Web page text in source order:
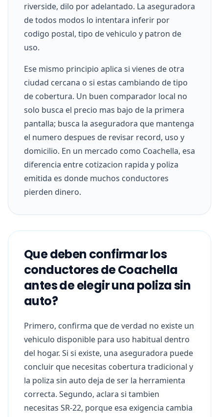
riverside, dilo por adelantado. La aseguradora
de todos modos lo intentara inferir por
codigo postal, tipo de vehiculo y patron de
uso.
Ese mismo principio aplica si vienes de otra
ciudad cercana o si estas cambiando de tipo
de cobertura. Un buen comparador local no
solo busca el precio mas bajo de la primera
pantalla; busca la aseguradora que mantenga
el numero despues de revisar record, uso y
domicilio. En un mercado como Coachella, esa
diferencia entre cotizacion rapida y poliza
emitida es donde muchos conductores
pierden dinero.
Que deben confirmar los
conductores de Coachella
antes de elegir una poliza sin
auto?
Primero, confirma que de verdad no existe un
vehiculo disponible para uso habitual dentro
del hogar. Si si existe, una aseguradora puede
concluir que necesitas cobertura tradicional y
la poliza sin auto deja de ser la herramienta
correcta. Segundo, aclara si tambien
necesitas SR-22, porque esa exigencia cambia